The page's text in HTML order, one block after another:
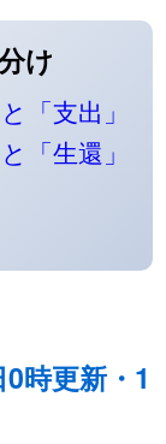
け
「支出」
「生還」
時更新・1